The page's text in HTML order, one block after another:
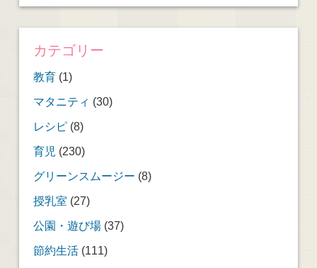
カテゴリー
教育(1)
マタニティ (30)
レシピ(8)
育児 (230)
グリーンスムージー (8)
授乳室 (27)
公園・遊び場(37)
節約生活(111)